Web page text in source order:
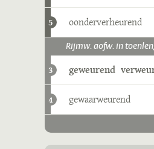
5 oonderverheurend
Rijmw. aofw. in
3 geweurend
4 gewaarweurend